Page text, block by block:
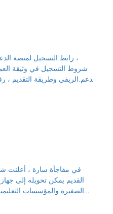
رابط التسجيل لمنصة
الدعم الريفي وطريقة التقديم
في مفاجأة سارة ، أعلنت
الصغيرة والمؤسسات